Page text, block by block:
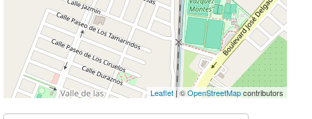
Leaflet | ©OpenStreetMapcontributors